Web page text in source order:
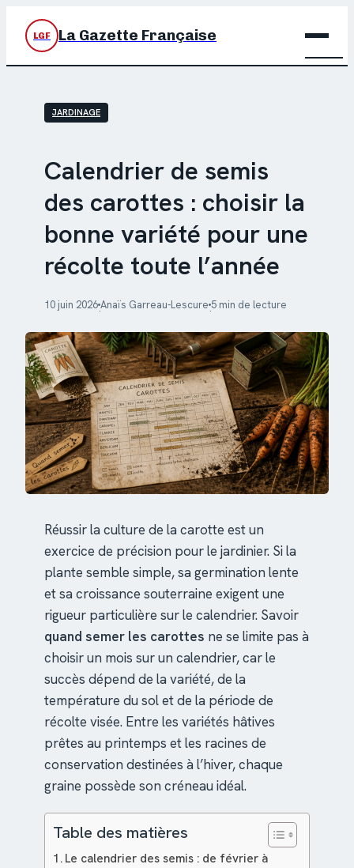
LGF La Gazette Française
JARDINAGE
Calendrier de semis
des carottes : choisir la
bonne variété pour une
récolte toute l’année
10 juin 2026·Anaïs Garreau-Lescure·5 min de lecture
Réussir la culture de la carotte est un
exercice de précision pour le jardinier. Si la
plante semble simple, sa germination lente
et sa croissance souterraine exigent une
rigueur particulière sur le calendrier. Savoir
quand semer les carottes ne se limite pas à
choisir un mois sur un calendrier, car le
succès dépend de la variété, de la
température du sol et de la période de
récolte visée. Entre les variétés hâtives
prêtes au printemps et les racines de
conservation destinées à l’hiver, chaque
graine possède son créneau idéal.
Table des matières
Le calendrier des semis : de février à